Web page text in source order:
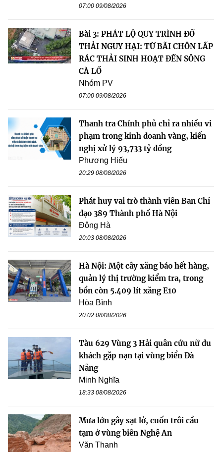
07:00 09/08/2026
Bài 3: PHÁT LỘ QUY TRÌNH ĐỔ
THẢI NGUY HẠI: TỪ BÃI CHÔN LẤP
RÁC THẢI SINH HOẠT ĐẾN SÔNG
CÀ LỒ
Nhóm PV
07:00 09/08/2026
Thanh tra Chính phủ chỉ ra nhiều vi
phạm trong kinh doanh vàng, kiến
nghị xử lý 93,733 tỷ đồng
Phương Hiếu
20:29 08/08/2026
Phát huy vai trò thành viên Ban Chỉ
đạo 389 Thành phố Hà Nội
Đông Hà
20:03 08/08/2026
Hà Nội: Một cây xăng báo hết hàng,
quản lý thị trường kiểm tra, trong
bồn còn 5.409 lít xăng E10
Hòa Bình
20:02 08/08/2026
Tàu 629 Vùng 3 Hải quân cứu nữ du
khách gặp nạn tại vùng biển Đà
Nẵng
Minh Nghĩa
18:33 08/08/2026
Mưa lớn gây sạt lở, cuốn trôi cầu
tạm ở vùng biên Nghệ An
Văn Thanh